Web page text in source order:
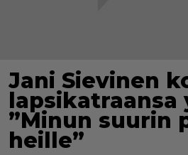
Jani Sievinen
lapsikatraansa
”Minun suurin
heille”